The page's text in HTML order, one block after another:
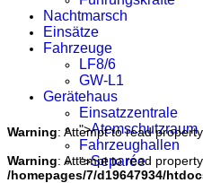
Nachtmarsch
Einsätze
Fahrzeuge
LF8/6
GW-L1
Gerätehaus
Einsatzzentrale
">Atemschutzraum
Fahrzeughallen
">Separée
Warning: Attempt to read
Warning: Attempt to read
/homepages/7/d19647934/